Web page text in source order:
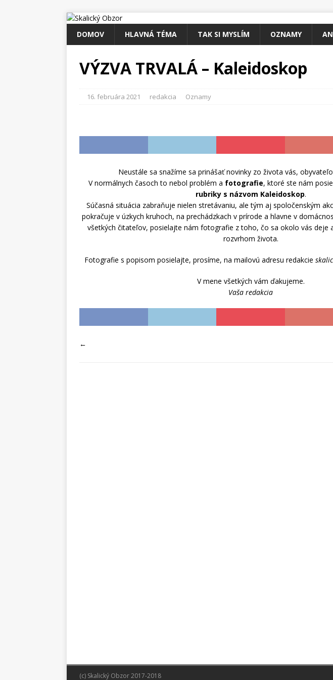
DOMOV HLAVNÁ TÉMA TAK SI MYSLÍM OZNAMY
VÝZVA TRVALÁ – Kaleidoskop
16. februára 2021 redakcia Oznamy
Neustále sa snažíme sa prinášať novinky zo života vás,
V normálnych časoch to nebol problém a fotografie, ktoré ste nám
rubriky s názvom Kaleidoskop.
Súčasná situácia zabraňuje nielen stretávaniu, ale tým aj spoločenským
pokračuje v úzkych kruhoch, na prechádzkach v prírode a hlavne v
všetkých čitateľov, posielajte nám fotografie z toho, čo sa okolo vás deje
rozvrhom života.
Fotografie s popisom posielajte, prosíme, na mailovú adresu redakcie
V mene všetkých vám ďakujeme.
Vaša redakcia
←